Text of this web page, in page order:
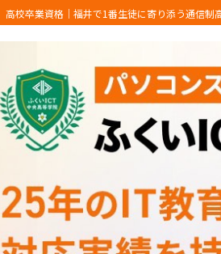
高校卒業資格｜福井で1番生徒に寄り添う通信制